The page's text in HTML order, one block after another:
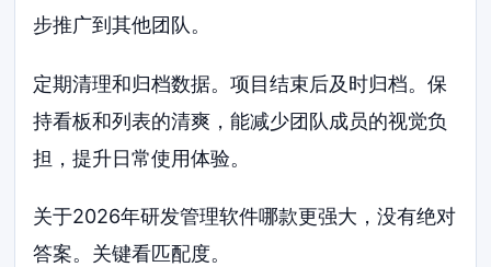
步推广到其他团队。
定期清理和归档数据。项目结束后及时归档。保
持看板和列表的清爽，能减少团队成员的视觉负
担，提升日常使用体验。
关于2026年研发管理软件哪款更强大，没有绝对
答案。关键看匹配度。